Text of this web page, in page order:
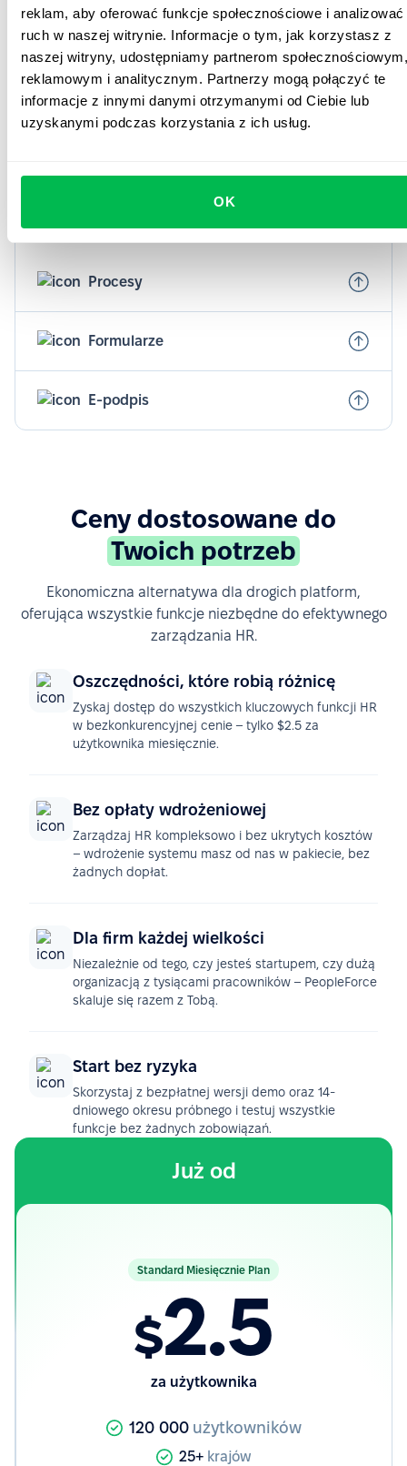
reklam, aby oferować funkcje społecznościowe i analizować
ruch w naszej witrynie. Informacje o tym, jak korzystasz z
naszej witryny, udostępniamy partnerom społecznościowym,
reklamowym i analitycznym. Partnerzy mogą połączyć te
informacje z innymi danymi otrzymanymi od Ciebie lub
uzyskanymi podczas korzystania z ich usług.
OK
Onboarding i offboarding
pracownik od samego początku czuł się wspierany oraz
Procesy
Formularze
E-podpis
Ceny dostosowane do
Twoich potrzeb
Ekonomiczna alternatywa dla drogich platform,
oferująca wszystkie funkcje niezbędne do efektywnego
zarządzania HR.
Oszczędności, które robią różnicę
Zyskaj dostęp do wszystkich kluczowych funkcji HR
w bezkonkurencyjnej cenie – tylko $2.5 za
użytkownika miesięcznie.
Bez opłaty wdrożeniowej
Zarządzaj HR kompleksowo i bez ukrytych kosztów
– wdrożenie systemu masz od nas w pakiecie, bez
żadnych dopłat.
Dla firm każdej wielkości
Niezależnie od tego, czy jesteś startupem, czy dużą
organizacją z tysiącami pracowników – PeopleForce
skaluje się razem z Tobą.
Start bez ryzyka
Skorzystaj z bezpłatnej wersji demo oraz 14-
dniowego okresu próbnego i testuj wszystkie
funkcje bez żadnych zobowiązań.
Już od
Standard Miesięcznie Plan
$2.5
za użytkownika
120 000 użytkowników
25+ krajów